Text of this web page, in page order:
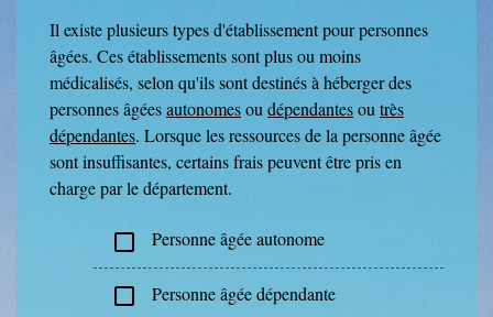
Il existe plusieurs types d'établissement pour personnes
âgées. Ces établissements sont plus ou moins
médicalisés, selon qu'ils sont destinés à héberger des
personnes âgéesautonomesou dépendantesou très
dépendantes. Lorsque les ressources de la personne âgée
sont insuffisantes, certains frais peuvent être pris en
charge par le département.
check_box_outline_blank Personne âgée autonome
check_box_outline_blank Personne âgée dépendante